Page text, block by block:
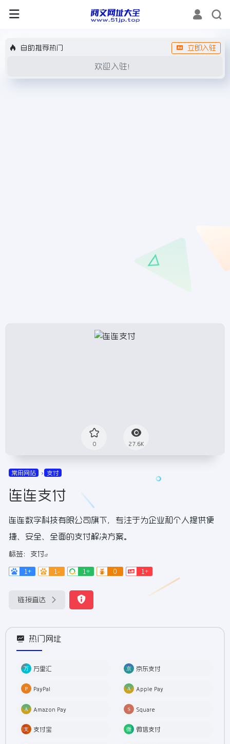
自助推荐热门 立即入驻
欢迎入驻！
0 27.6K
常用网站 支付
连连支付
连连数字科技有限公司旗下，专注于为企业和个人提供便
捷、安全、全面的支付解决方案。
标签： 支付
1+ 1- 1+ 0 1+
链接直达
热门网址
万里汇 京东支付
PayPal Apple Pay
Amazon Pay Square
支付宝 微信支付